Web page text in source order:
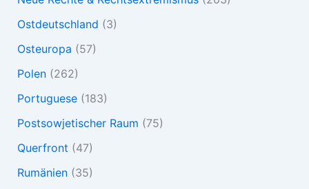
Ostdeutschland (3)
Osteuropa (57)
Polen(262)
Portuguese(183)
Postsowjetischer Raum (75)
Querfront (47)
Rumänien(35)